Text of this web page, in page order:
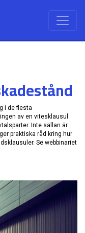
i de flesta
av en vitesklausul
Inte sällan är
praktiska råd kring hur
Se webbinariet